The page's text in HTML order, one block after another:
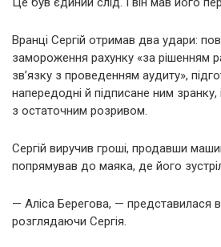
Вранці Сергій отримав два удари:
замороження рахунку «за рішенням
зв’язку з проведенням аудиту»,
напередодні й підписане ним зранку,
з остаточним розривом.
Сергій виручив гроші, продавши
попрямував до маяка, де його
— Аліса Берегова, — представилася
розглядаючи Сергія.